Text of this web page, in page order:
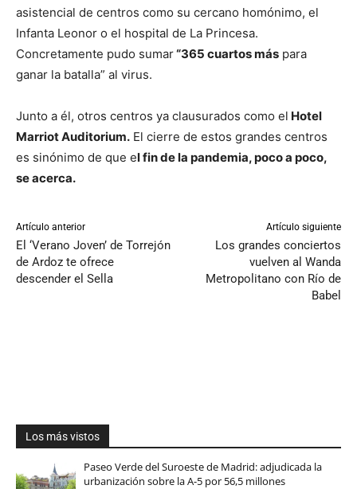
asistencial de centros como su cercano homónimo, el
Infanta Leonor o el hospital de La Princesa.
Concretamente pudo sumar“365 cuartos más para
ganar la batalla” al virus.
Junto a él, otros centros ya clausurados como el Hotel
Marriot Auditorium. El cierre de estos grandes centros
es sinónimo de que el fin de la pandemia, poco a poco,
se acerca.
Artículo anterior
El ‘Verano Joven’ de Torrejón
de Ardoz te ofrece
descender el Sella
Artículo siguiente
Los grandes conciertos
vuelven al Wanda
Metropolitano con Río de
Babel
Los más vistos
Paseo Verde del Suroeste de Madrid: adjudicada la
urbanización sobre la A-5 por 56,5 millones